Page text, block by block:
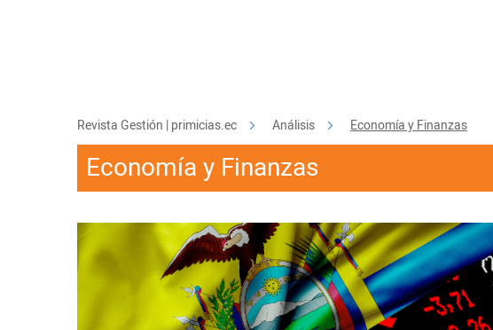
Ciencia y Tecnología
Revista Gestión | primicias.ec Análisis Economía y Finanzas
Economía y Finanzas